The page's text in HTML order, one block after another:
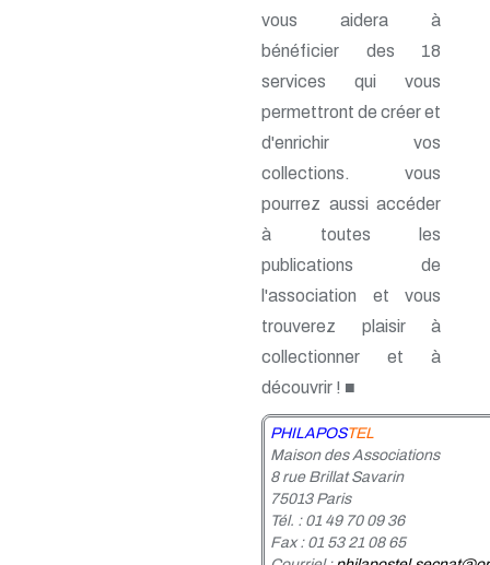
vous aidera à
bénéficier des 18
services qui vous
permettront de créer et
d'enrichir vos
collections. vous
pourrez aussi accéder
à toutes les
publications de
l'association et vous
trouverez plaisir à
collectionner et à
découvrir ! ■
PHILAPOSTEL
Maison des Associations
8 rue Brillat Savarin
75013 Paris
Tél. : 01 49 70 09 36
Fax : 01 53 21 08 65